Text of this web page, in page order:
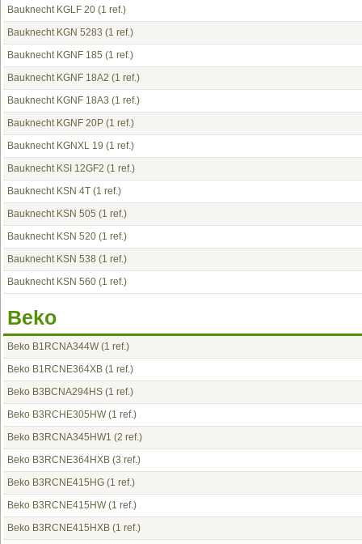
Bauknecht KGLF 20 (1 ref.)
Bauknecht KGN 5283 (1 ref.)
Bauknecht KGNF 185 (1 ref.)
Bauknecht KGNF 18A2 (1 ref.)
Bauknecht KGNF 18A3 (1 ref.)
Bauknecht KGNF 20P (1 ref.)
Bauknecht KGNXL 19 (1 ref.)
Bauknecht KSI 12GF2 (1 ref.)
Bauknecht KSN 4T (1 ref.)
Bauknecht KSN 505 (1 ref.)
Bauknecht KSN 520 (1 ref.)
Bauknecht KSN 538 (1 ref.)
Bauknecht KSN 560 (1 ref.)
Beko
Beko B1RCNA344W(1 ref.)
Beko B1RCNE364XB (1 ref.)
Beko B3BCNA294HS (1 ref.)
Beko B3RCHE305HW(1 ref.)
Beko B3RCNA345HW1 (2 ref.)
Beko B3RCNE364HXB (3 ref.)
Beko B3RCNE415HG (1 ref.)
Beko B3RCNE415HW(1 ref.)
Beko B3RCNE415HXB (1 ref.)